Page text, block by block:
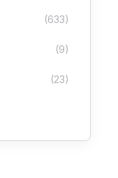
(633)
(9)
(23)